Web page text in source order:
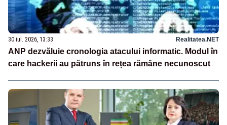
30 iul. 2026, 13:33 Realitatea.NET
ANP dezvăluie cronologia atacului informatic. Modul în
care hackerii au pătruns în rețea rămâne necunoscut